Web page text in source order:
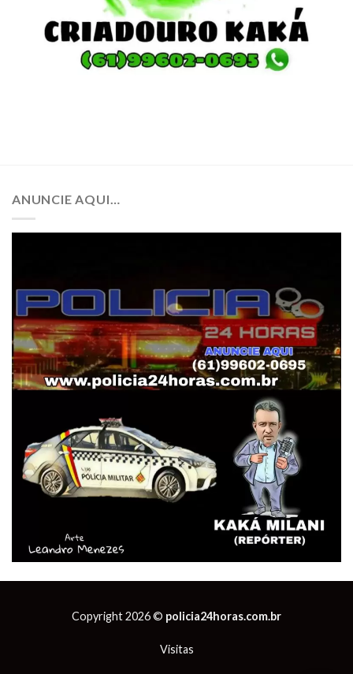
ANUNCIE AQUI…
Copyright 2026 © policia24horas.com.br
Visitas